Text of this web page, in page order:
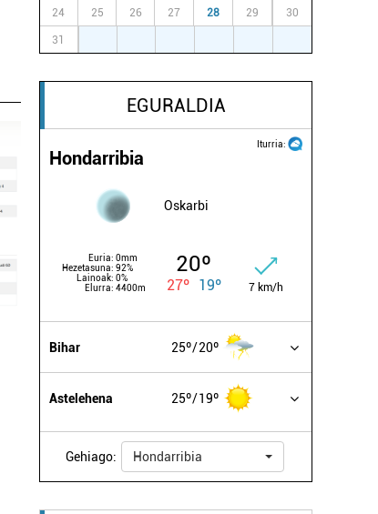
24 25 26 27 28 29 30
31
EGURALDIA
Iturria:
Hondarribia
Oskarbi
Euria: 0mm
Hezetasuna: 92%
Lainoak: 0%
Elurra: 4400m
20º
27º 19º 7 km/h
Bihar 25º 20º
Astelehena 25º 19º
Gehiago: Hondarribia